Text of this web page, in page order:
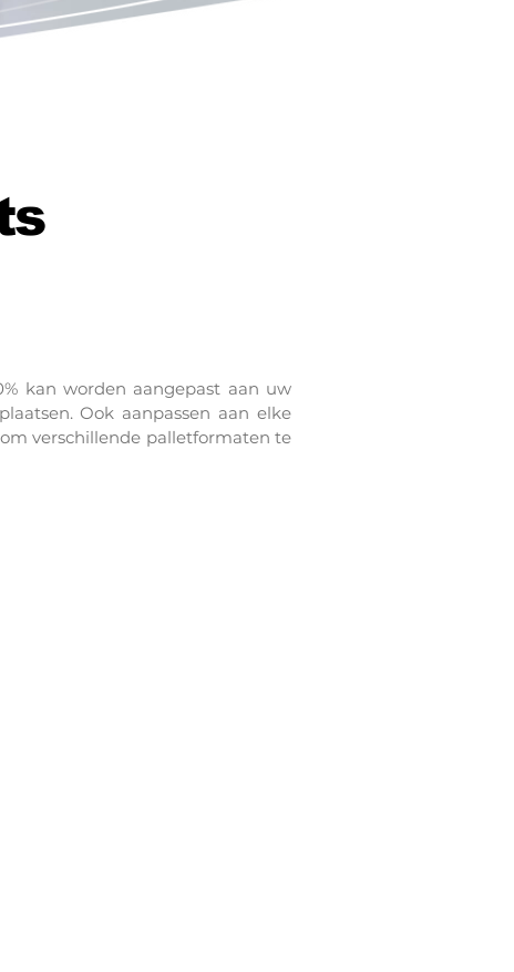
kan worden aangepast aan uw
Ook aanpassen aan elke
verschillende palletformaten te